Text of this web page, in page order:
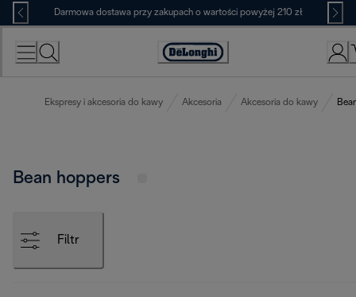
Skip
to
Content
Darmowa dostawa przy zakupach o wartości powyżej 210 zł
Deklaracja
Ekspresy i akcesoria do kawy Akcesoria Akcesoria do kawy
Bean hoppers
Filtr